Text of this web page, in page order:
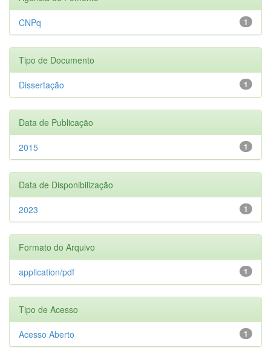
1
CNPq
Tipo de Documento
1
Dissertação
Data de Publicação
1
2015
Data de Disponibilização
1
2023
Formato do Arquivo
1
application/pdf
Tipo de Acesso
1
Acesso Aberto